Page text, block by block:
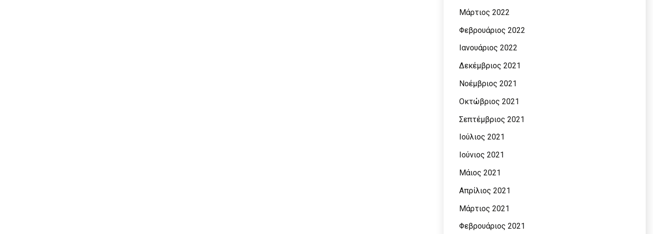
Μάρτιος 2022
Φεβρουάριος 2022
Ιανουάριος 2022
Δεκέμβριος 2021
Νοέμβριος 2021
Οκτώβριος 2021
Σεπτέμβριος 2021
Ιούλιος 2021
Ιούνιος 2021
Μάιος 2021
Απρίλιος 2021
Μάρτιος 2021
Φεβρουάριος 2021